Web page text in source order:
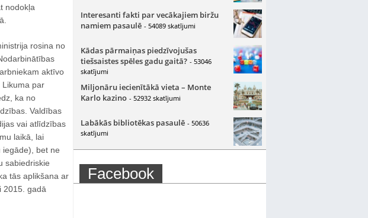
nodokļa
rosina no
aktīvo
par
ka no
Valdības
vai atlīdzības
laikā, lai
iegāde), bet ne
sabiedriskie
tās aplikšana ar
2015. gadā
Interesanti fakti par vecākajiem biržu
namiem pasaulē - 54089 skatījumi
Kādas pārmaiņas piedzīvojušas
tiešsaistes spēles gadu gaitā? - 53046
skatījumi
Miljonāru iecienītākā vieta – Monte
Karlo kazino - 52932 skatījumi
Labākās bibliotēkas pasaulē - 50636
skatījumi
Facebook